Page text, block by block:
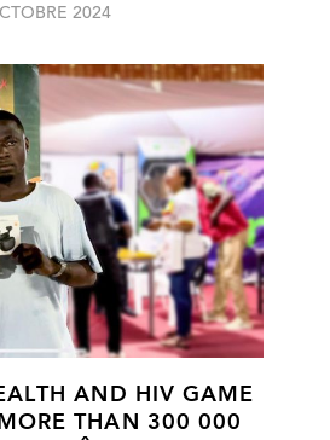
2024
AND HIV GAME
THAN 300 000